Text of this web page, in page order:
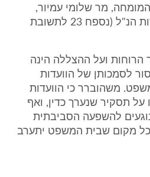
מר שלומי עמיור,
שהשיב לטענות שבעבודות הנ"ל (נספח 23 לתשובת
ועל ההצללה הינה
לסמכותן של הוועדות
משהוברר כי הוועדות
תסקיר שנערך כדין, ואף
להשפעה הסביבתית
כל מקום שבית המשפט יתערב